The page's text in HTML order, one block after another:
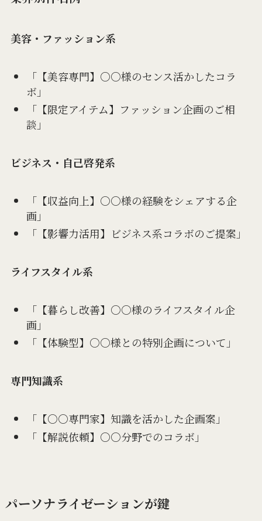
美容・ファッション系
「【美容専門】○○様のセンス活かしたコラ
ボ」
「【限定アイテム】ファッション企画のご相
談」
ビジネス・自己啓発系
「【収益向上】○○様の経験をシェアする企
画」
「【影響力活用】ビジネス系コラボのご提案」
ライフスタイル系
「【暮らし改善】○○様のライフスタイル企
画」
「【体験型】○○様との特別企画について」
専門知識系
「【○○専門家】知識を活かした企画案」
「【解説依頼】○○分野でのコラボ」
パーソナライゼーションが鍵